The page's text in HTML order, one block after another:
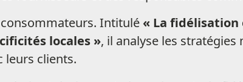
Intitulé « La fidélisation
locales », il analyse les stratégies
leurs clients.